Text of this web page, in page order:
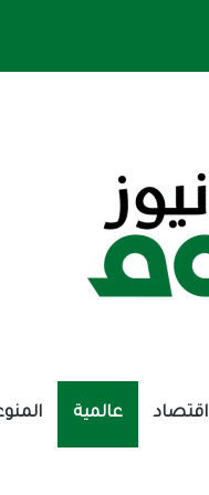
اقتصاد عالمية